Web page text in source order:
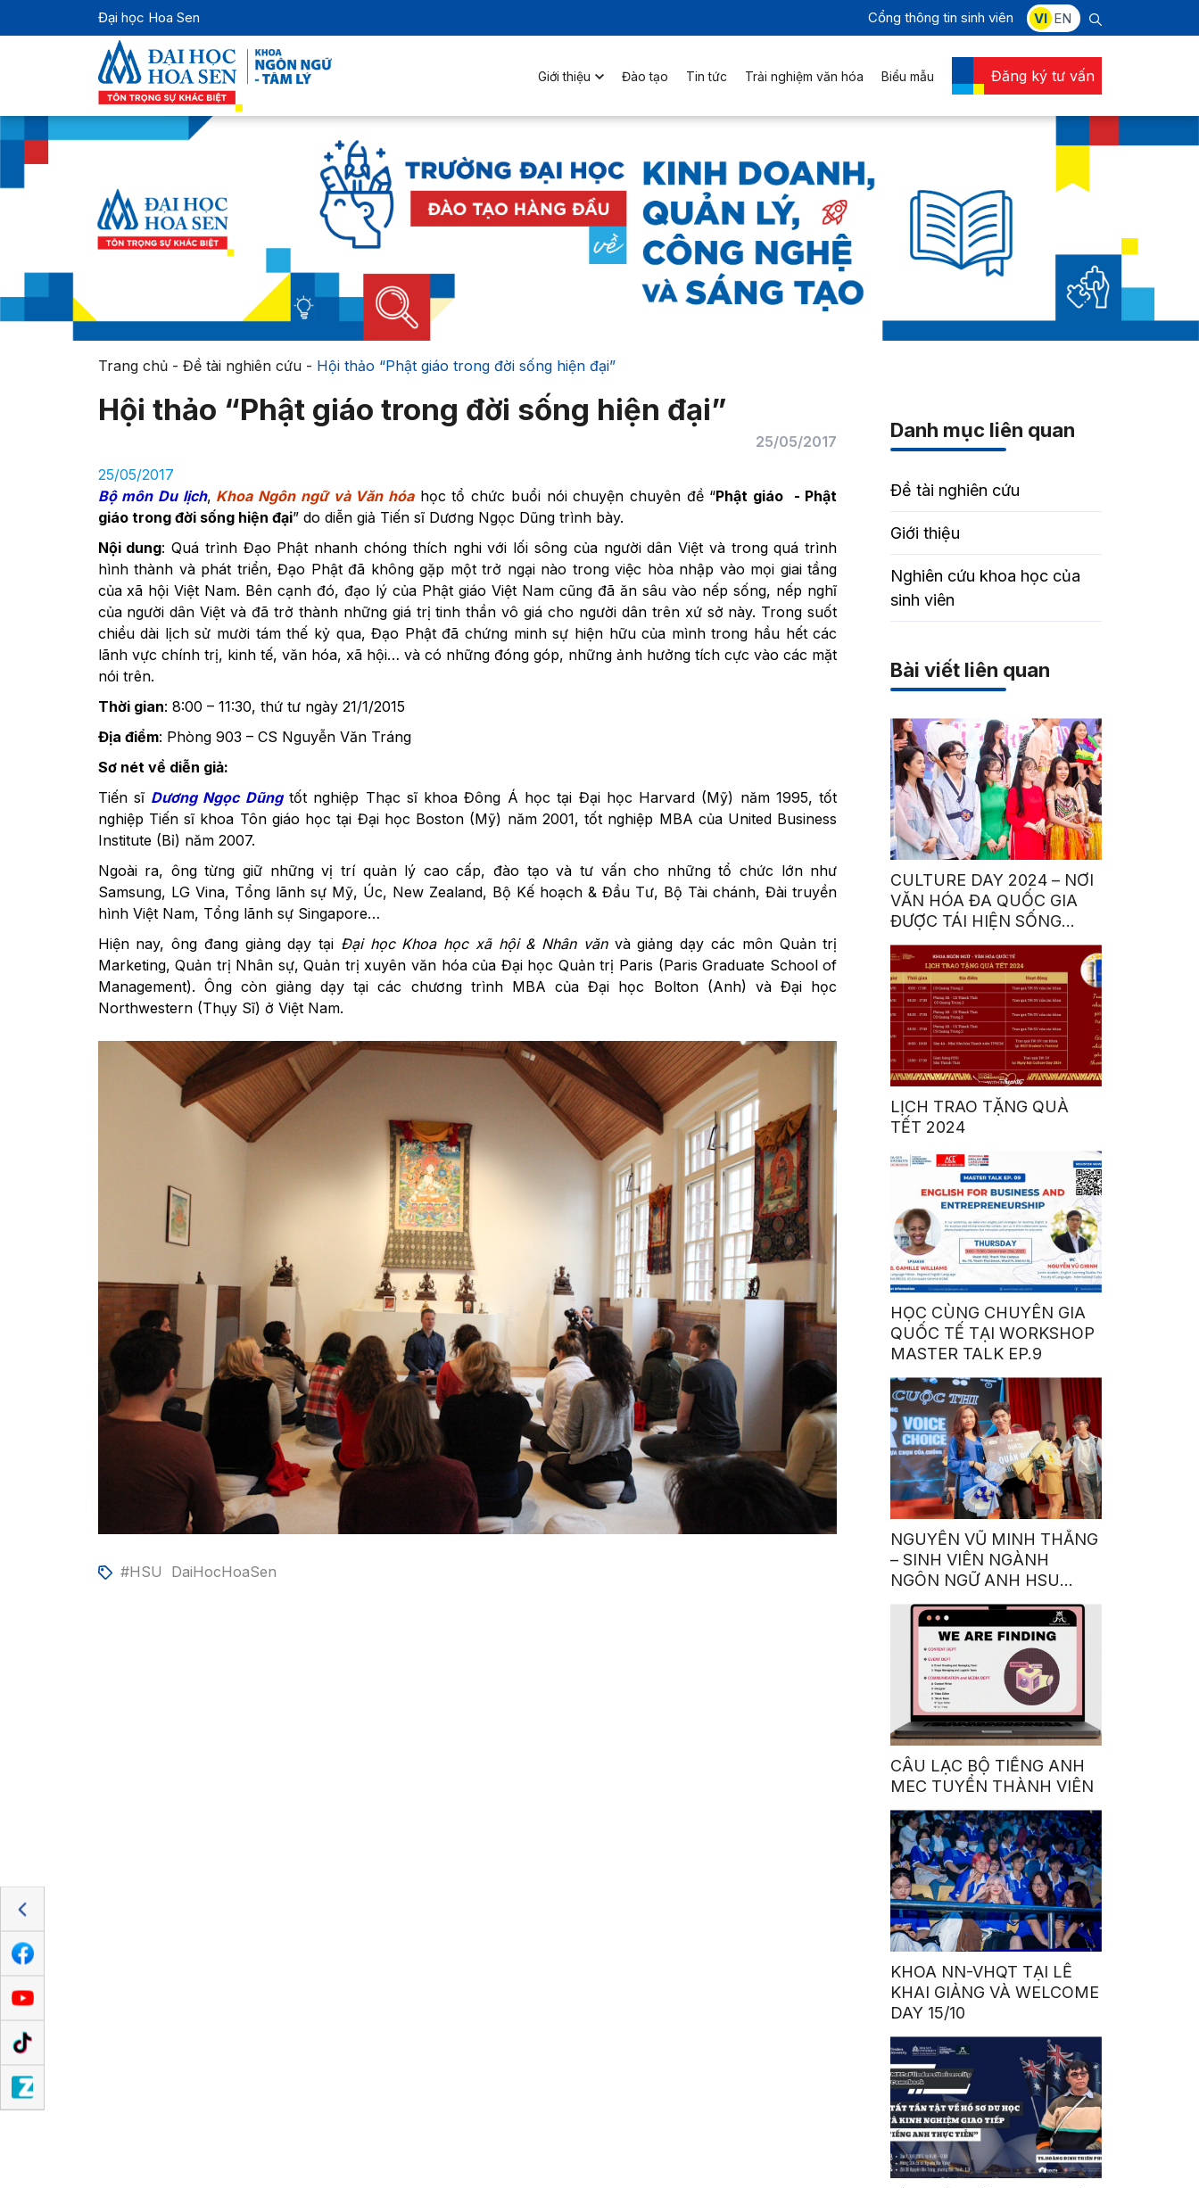
Đại học Hoa Sen Cổng thông tin sinh viên VI EN
Giới thiệu Đào tạo Tin tức Trải nghiệm văn hóa Biểu mẫu Đăng ký tư vấn
Trang chủ- Đề tài nghiên cứu- Hội thảo “Phật giáo trong đời sống hiện đại”
Hội thảo “Phật giáo trong đời sống hiện đại”
25/05/2017
25/05/2017
Bộ môn Du lịch, Khoa Ngôn ngữ và Văn hóahọc tổ chức buổi nói chuyện chuyên đề “Phật giáo ​- Phật
giáo trong đời sống hiện đại” do diễn giả Tiến sĩ Dương Ngọc Dũng trình bày.
Nội dung: Quá trình Đạo Phật nhanh chóng thích nghi với lối sông của người dân Việt và trong quá trình
hình thành và phát triển, Đạo Phật đã không gặp một trở ngại nào trong việc hòa nhập vào mọi giai tầng
của xã hội Việt Nam. Bên cạnh đó, đạo lý của Phật giáo Việt Nam cũng đã ăn sâu vào nếp sống, nếp nghĩ
của người dân Việt và đã trở thành những giá trị tinh thần vô giá cho người dân trên xứ sở này. Trong suốt
chiều dài lịch sử mười tám thế kỷ qua, Đạo Phật đã chứng minh sự hiện hữu của mình trong hầu hết các
lãnh vực chính trị, kinh tế, văn hóa, xã hội… và có những đóng góp, những ảnh hưởng tích cực vào các mặt
nói trên.
Thời gian: 8:00 – 11:30, thứ tư ngày 21/1/2015
Địa điểm: Phòng 903 – CS Nguyễn Văn Tráng
Sơ nét về diễn giả:
Tiến sĩ Dương Ngọc Dũngtốt nghiệp Thạc sĩ khoa Đông Á học tại Đại học Harvard (Mỹ) năm 1995, tốt
nghiệp Tiến sĩ khoa Tôn giáo học tại Đại học Boston (Mỹ) năm 2001, tốt nghiệp MBA của United Business
Institute (Bỉ) năm 2007.
Ngoài ra, ông từng giữ những vị trí quản lý cao cấp, đào tạo và tư vấn cho những tổ chức lớn như
Samsung, LG Vina, Tổng lãnh sự Mỹ, Úc, New Zealand, Bộ Kế hoạch & Đầu Tư, Bộ Tài chánh, Đài truyền
hình Việt Nam, Tổng lãnh sự Singapore…
Hiện nay, ông đang giảng dạy tại Đại học Khoa học xã hội & Nhân vănvà giảng dạy các môn Quản trị
Marketing, Quản trị Nhân sự, Quản trị xuyên văn hóa của Đại học Quản trị Paris (Paris Graduate School of
Management). Ông còn giảng dạy tại các chương trình MBA của Đại học Bolton (Anh) và Đại học
Northwestern (Thụy Sĩ) ở Việt Nam.
#HSU DaiHocHoaSen
Danh mục liên quan
Đề tài nghiên cứu
Giới thiệu
Nghiên cứu khoa học của
sinh viên
Bài viết liên quan
CULTURE DAY 2024 – NƠI
VĂN HÓA ĐA QUỐC GIA
ĐƯỢC TÁI HIỆN SỐNG
ĐỘNG BỞI SINH VIÊN HSU
LỊCH TRAO TẶNG QUÀ
TẾT 2024
HỌC CÙNG CHUYÊN GIA
QUỐC TẾ TẠI WORKSHOP
MASTER TALK EP.9
NGUYỄN VŨ MINH THẮNG
– SINH VIÊN NGÀNH
NGÔN NGỮ ANH HSU
GIÀNH QUÁN QUÂN
CUỘC THI GIỌNG NÓI
TRUYỀN CẢM HỨNG:
“OUR VOICE – OUR
CHOICE 2023”
CÂU LẠC BỘ TIẾNG ANH
MEC TUYỂN THÀNH VIÊN
KHOA NN-VHQT TẠI LỄ
KHAI GIẢNG VÀ WELCOME
DAY 15/10